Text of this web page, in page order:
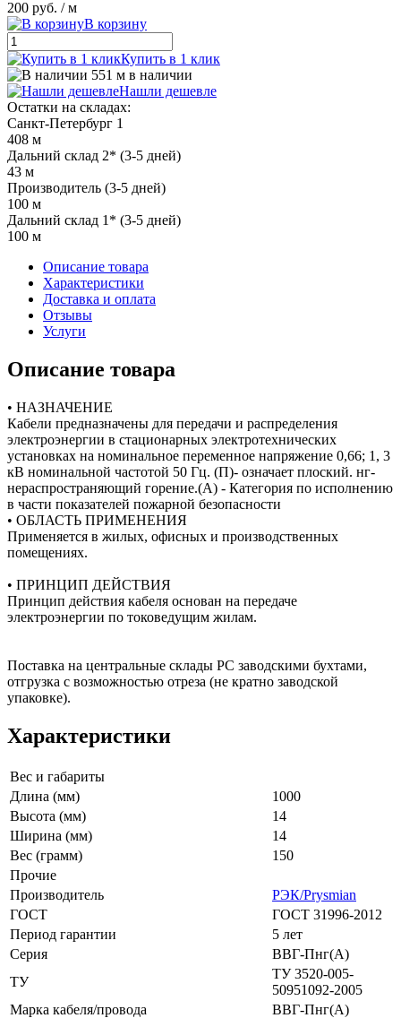
200 руб. / м
В корзину
Купить в 1 клик
551 м в наличии
Нашли дешевле
Остатки на складах:
Санкт-Петербург 1
408 м
Дальний склад 2* (3-5 дней)
43 м
Производитель (3-5 дней)
100 м
Дальний склад 1* (3-5 дней)
100 м
Описание товара
Характеристики
Доставка и оплата
Отзывы
Услуги
Описание товара
• НАЗНАЧЕНИЕ
Кабели предназначены для передачи и распределения
электроэнергии в стационарных электротехнических
установках на номинальное переменное напряжение 0,66; 1, 3
кВ номинальной частотой 50 Гц. (П)- означает плоский. нг-
нераспространяющий горение.(А) - Категория по исполнению
в части показателей пожарной безопасности
• ОБЛАСТЬ ПРИМЕНЕНИЯ
Применяется в жилых, офисных и производственных
помещениях.
• ПРИНЦИП ДЕЙСТВИЯ
Принцип действия кабеля основан на передаче
электроэнергии по токоведущим жилам.
Поставка на центральные склады РС заводскими бухтами,
отгрузка с возможностью отреза (не кратно заводской
упаковке).
Характеристики
Вес и габариты
Длина (мм)
1000
Высота (мм)
14
Ширина (мм)
14
Вес (грамм)
150
Прочие
Производитель
РЭК/Prysmian
ГОСТ
ГОСТ 31996-2012
Период гарантии
5 лет
Серия
ВВГ-Пнг(А)
ТУ
ТУ 3520-005-
50951092-2005
Марка кабеля/провода
ВВГ-Пнг(A)